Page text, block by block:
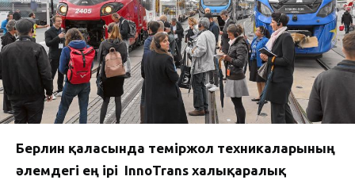
Берлин қаласында теміржол техникаларының
әлемдегі ең ірі InnoTrans халықаралық